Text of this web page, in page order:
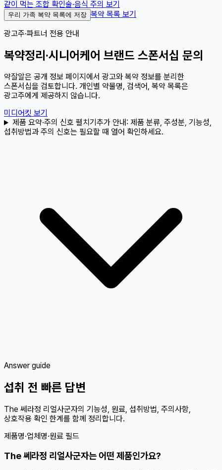
같이 먹는 조합 확인술·음식 주의 보기
우리 가족 복약 목록에 저장 복약 목록 보기
광고주·파트너 전용 안내
복약정리·시니어케어 브랜드 스폰서십 문의
약잘알은 공개 정보 페이지에서 광고와 복약 정보를 분리한
스폰서십을 검토합니다. 개인별 약물명, 검색어, 복약 목록은
광고주에게 제공하지 않습니다.
미디어킷 보기
제품 요약·주의 신호 펼치기 추가 안내: 제품 분류, 주성분, 기능성,
섭취방법과 주의 신호는 필요할 때 열어 확인하세요.
Answer guide
섭취 전 빠른 답변
The 쎄라정 리얼사군자의 기능성, 원료, 섭취방법, 주의사항,
상호작용 확인 한계를 함께 정리합니다.
제품명·업체명·원료 필드
The 쎄라정 리얼사군자는 어떤 제품인가요?